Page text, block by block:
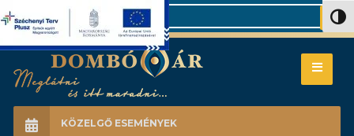
Search
KÖZELGŐ ESEMÉNYEK